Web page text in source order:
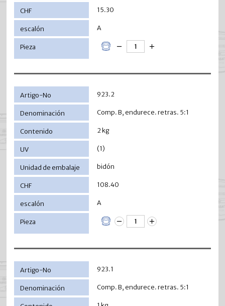
15.30
A
923.2
Comp. B, endurece. retras. 5:1
2 kg
(1)
bidón
108.40
A
923.1
Comp. B, endurece. retras. 5:1